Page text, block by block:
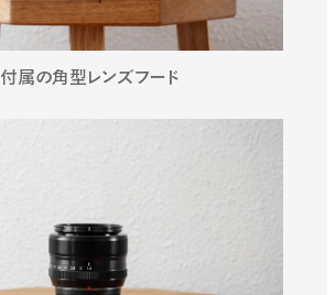
付属の角型レンズフード